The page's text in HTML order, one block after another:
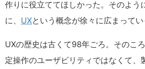
作りに役立ててほしかった。そのよう
に、 UXという概念が徐々に広まってい
UXの歴史は古くて98年ごろ。そのこ
定操作のユーザビリティではなくて、